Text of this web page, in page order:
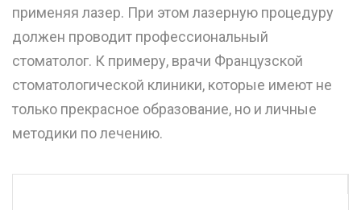
применяя лазер. При этом лазерную процедуру
должен проводит профессиональный
стоматолог. К примеру, врачи Французской
стоматологической клиники, которые имеют не
только прекрасное образование, но и личные
методики по лечению.